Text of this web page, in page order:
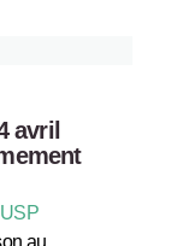
avril
au